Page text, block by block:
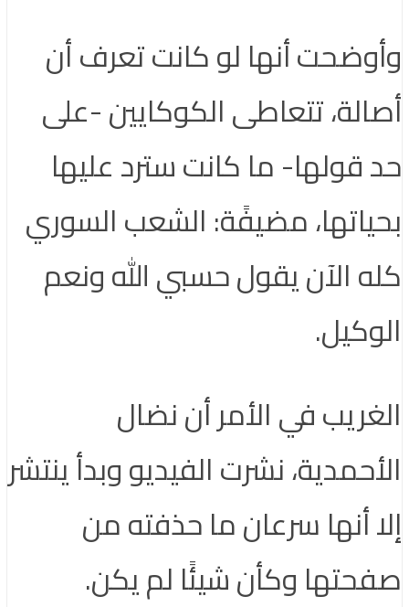
وأوضحت أنها لو كانت تعرف أن
أصالة، تتعاطى الكوكايين -على
حد قولها- ما كانت سترد عليها
بحياتها، مضيفًة: الشعب السوري
كله الآن يقول حسبي الله ونعم
الوكيل.
الغريب في الأمر أن نضال
الأحمدية، نشرت الفيديو وبدأ ينتشر
إلا أنها سرعان ما حذفته من
صفحتها وكأن شيئًا لم يكن.